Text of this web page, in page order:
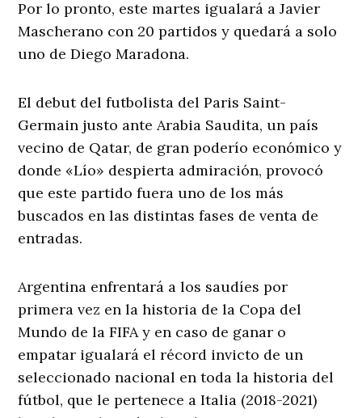
Por lo pronto, este martes igualará a Javier
Mascherano con 20 partidos y quedará a solo
uno de Diego Maradona.
El debut del futbolista del Paris Saint-
Germain justo ante Arabia Saudita, un país
vecino de Qatar, de gran poderío económico y
donde «Lío» despierta admiración, provocó
que este partido fuera uno de los más
buscados en las distintas fases de venta de
entradas.
Argentina enfrentará a los saudíes por
primera vez en la historia de la Copa del
Mundo de la FIFA y en caso de ganar o
empatar igualará el récord invicto de un
seleccionado nacional en toda la historia del
fútbol, que le pertenece a Italia (2018-2021)